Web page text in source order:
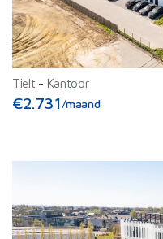
Tielt - Kantoor
€2.731/maand